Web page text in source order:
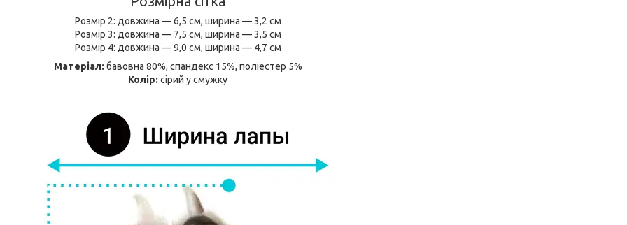
Розмір 2: довжина — 6,5 см, ширина — 3,2 см
Розмір 3: довжина — 7,5 см, ширина — 3,5 см
Розмір 4: довжина — 9,0 см, ширина — 4,7 см
Матеріал: бавовна 80%, спандекс 15%, поліестер 5%
Колір: сірий у смужку